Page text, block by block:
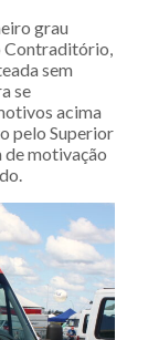
grau
Contraditório,
sem
se
acima
pelo Superior
de motivação